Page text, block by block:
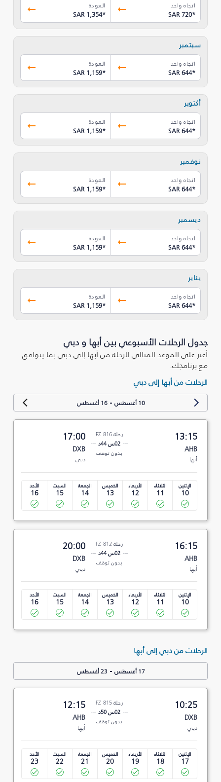
اتجاه واحد
SAR 720*
العودة
SAR 1,354*
سبتمبر
اتجاه واحد
SAR 644*
العودة
SAR 1,159*
أكتوبر
اتجاه واحد
SAR 644*
العودة
SAR 1,159*
نوفمبر
اتجاه واحد
SAR 644*
العودة
SAR 1,159*
ديسمبر
اتجاه واحد
SAR 644*
العودة
SAR 1,159*
يناير
اتجاه واحد
SAR 644*
العودة
SAR 1,159*
جدول الرحلات الأسبوعي بين أبها و دبي
أعثر على الموعد المثالي للرحلة من أبها إلى دبي بما يتوافق
مع برنامجك.
الرحلات من أبها إلى دبي
10 أغسطس -16 أغسطس
13:15
AHB
أبها
رحلة FZ 816
02س 44د
بدون توقف
17:00
DXB
دبي
الإثنين
10
الثلاثاء
11
الأربعاء
12
الخميس
13
الجمعة
14
السبت
15
الأحد
16
16:15
AHB
أبها
رحلة FZ 812
02س 44د
بدون توقف
20:00
DXB
دبي
الإثنين
10
الثلاثاء
11
الأربعاء
12
الخميس
13
الجمعة
14
السبت
15
الأحد
16
الرحلات من دبي إلى أبها
17 أغسطس -23 أغسطس
10:25
DXB
دبي
رحلة FZ 815
02س 50د
بدون توقف
12:15
AHB
أبها
الإثنين
17
الثلاثاء
18
الأربعاء
19
الخميس
20
الجمعة
21
السبت
22
الأحد
23